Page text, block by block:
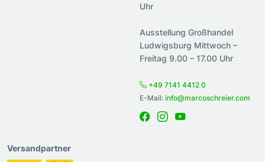
Uhr
Ausstellung Großhandel
Ludwigsburg Mittwoch –
Freitag 9.00 – 17.00 Uhr
+49 7141 4412 0
E-Mail: info@marcoschreier.com
Versandpartner